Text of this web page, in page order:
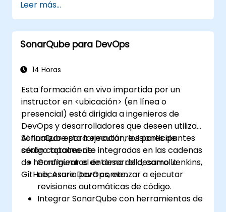
Grid
Ejecutar pruebas de regresión con
Selenium en Jenkins
Preparar informes de prueba e informes
Leer más...
SonarQube para DevOps
14 Horas
Esta formación en vivo impartida por un
instructor en <ubicación> (en línea o
presencial) está dirigida a ingenieros de
DevOps y desarrolladores que deseen utilizar
SonarQube para ejecutar revisiones de
código totalmente integradas en las cadenas
de herramientas de desarrollo, como Jenkins,
GitHub, Azure DevOps, etc.
Al finalizar esta formación, los participantes
serán capaces de:
Configurar el entorno de desarrollo
necesario para comenzar a ejecutar
revisiones automáticas de código.
Integrar SonarQube con herramientas de